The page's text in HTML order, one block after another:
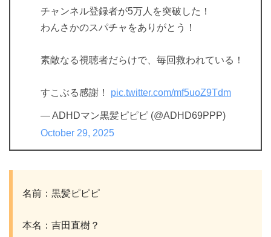
チャンネル登録者が5万人を突破した！
わんさかのスパチャをありがとう！
素敵なる視聴者だらけで、毎回救われている！
すこぶる感謝！ pic.twitter.com/mf5uoZ9Tdm
— ADHDマン黒髪ピピピ (@ADHD69PPP)
October 29, 2025
名前：黒髪ピピピ
本名：吉田直樹？